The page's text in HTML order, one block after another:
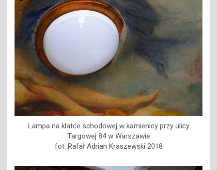
Lampa na klatce schodowej w kamienicy przy ulicy
Targowej 84 w Warszawie
fot. Rafał Adrian Kraszewski 2018